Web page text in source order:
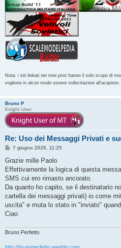
Nota: i siti linkati nei miei post hanno il solo scopo di
vogliono in alcun modo essere sollecitazioni all'acquisto.
Bruno P
Knight User
Re: Uso dei Messaggi Privati e
M
s
a
g
i
o
7 giugno 2026, 11:25
Grazie mille Paolo
Effettivamente la logica di questa
SMS cui ero rimasto ancorato.
Da quanto ho capito, se il destinatario
cartella dei messaggi privati) io come
uscita" e muta lo stato in "inviato"
Ciao
Bruno Perfetto